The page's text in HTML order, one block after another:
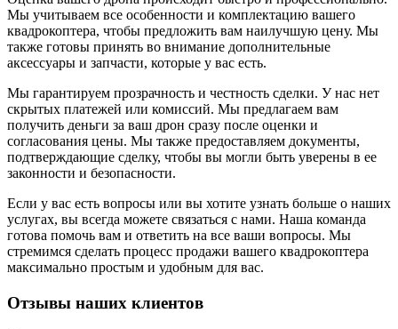
Мы учитываем все особенности и комплектацию вашего
квадрокоптера, чтобы предложить вам наилучшую цену. Мы
также готовы принять во внимание дополнительные
аксессуары и запчасти, которые у вас есть.
Мы гарантируем прозрачность и честность сделки. У нас нет
скрытых платежей или комиссий. Мы предлагаем вам
получить деньги за ваш дрон сразу после оценки и
согласования цены. Мы также предоставляем документы,
подтверждающие сделку, чтобы вы могли быть уверены в ее
законности и безопасности.
Если у вас есть вопросы или вы хотите узнать больше о наших
услугах, вы всегда можете связаться с нами. Наша команда
готова помочь вам и ответить на все ваши вопросы. Мы
стремимся сделать процесс продажи вашего квадрокоптера
максимально простым и удобным для вас.
Отзывы наших клиентов